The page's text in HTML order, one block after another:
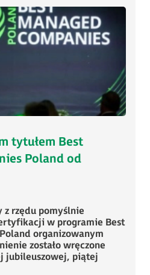
tytułem Best
Poland od
z rzędu pomyślnie
w programie Best
organizowanym
zostało wręczone
jubileuszowej, piątej